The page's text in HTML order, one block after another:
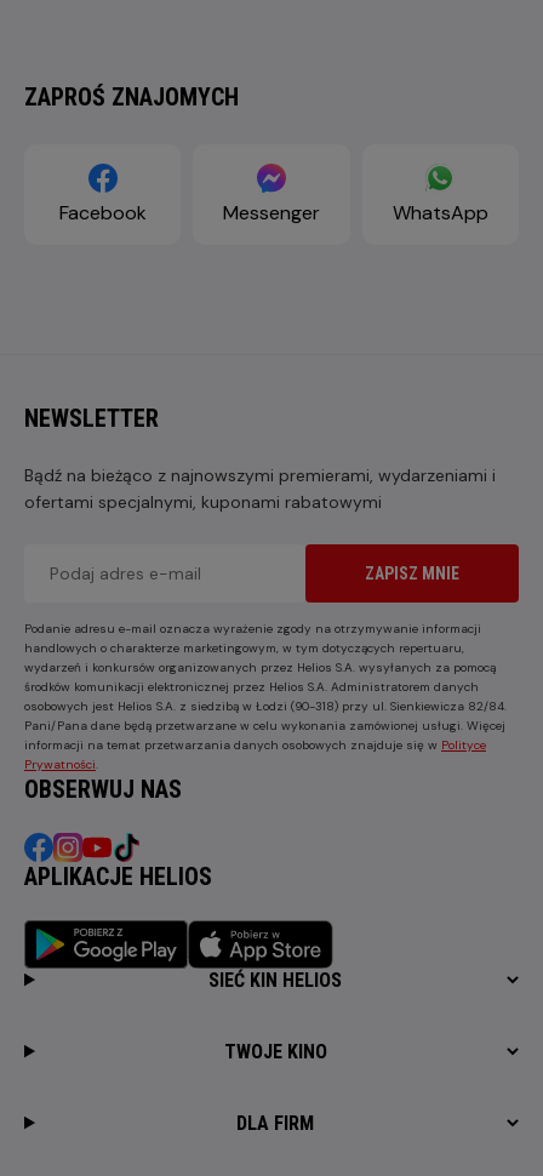
ZAPROŚ ZNAJOMYCH
Facebook Messenger WhatsApp
NEWSLETTER
Bądź na bieżąco z najnowszymi premierami, wydarzeniami i
ofertami specjalnymi, kuponami rabatowymi
ZAPISZ MNIE
Podanie adresu e-mail oznacza wyrażenie zgody na otrzymywanie informacji
handlowych o charakterze marketingowym, w tym dotyczących repertuaru,
wydarzeń i konkursów organizowanych przez Helios S.A. wysyłanych za pomocą
środków komunikacji elektronicznej przez Helios S.A. Administratorem danych
osobowych jest Helios S.A. z siedzibą w Łodzi (90-318) przy ul. Sienkiewicza 82/84.
Pani/Pana dane będą przetwarzane w celu wykonania zamówionej usługi. Więcej
informacji na temat przetwarzania danych osobowych znajduje się w Polityce
Prywatności
OBSERWUJ NAS
APLIKACJE HELIOS
SIEĆ KIN HELIOS
TWOJE KINO
DLA FIRM